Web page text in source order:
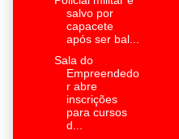
salvo por
capacete
após ser bal...
Sala do
Empreendedo
r abre
inscrições
para cursos
d...